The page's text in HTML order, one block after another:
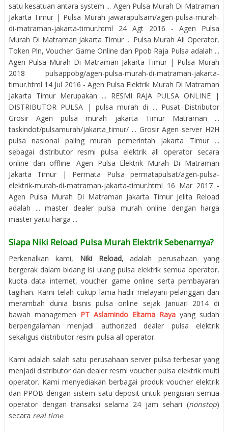
satu kesatuan antara system ... Agen Pulsa Murah Di Matraman
Jakarta Timur | Pulsa Murah jawarapulsam/agen-pulsa-murah-
di-matraman-jakarta-timur.html 24 Agt 2016 - Agen Pulsa
Murah Di Matraman Jakarta Timur ... Pulsa Murah All Operator,
Token Pln, Voucher Game Online dan Ppob Raja Pulsa adalah ...
Agen Pulsa Murah Di Matraman Jakarta Timur | Pulsa Murah
2018 pulsappobg/agen-pulsa-murah-di-matraman-jakarta-
timur.html 14 Jul 2016 - Agen Pulsa Elektrik Murah Di Matraman
Jakarta Timur Merupakan ... RESMI RAJA PULSA ONLINE |
DISTRIBUTOR PULSA | pulsa murah di ... Pusat Distributor
Grosir Agen pulsa murah jakarta Timur Matraman ...
taskindot/pulsamurah/jakarta_timur/ ... Grosir Agen server H2H
pulsa nasional paling murah pemerintah jakarta Timur ...
sebagai distributor resmi pulsa elektrik all operator secara
online dan offline. Agen Pulsa Elektrik Murah Di Matraman
Jakarta Timur | Permata Pulsa permatapulsat/agen-pulsa-
elektrik-murah-di-matraman-jakarta-timur.html 16 Mar 2017 -
Agen Pulsa Murah Di Matraman Jakarta Timur Jelita Reload
adalah ... master dealer pulsa murah online dengan harga
master yaitu harga ...
Siapa Niki Reload Pulsa Murah Elektrik Sebenarnya?
Perkenalkan kami, Niki Reload, adalah perusahaan yang
bergerak dalam bidang isi ulang pulsa elektrik semua operator,
kuota data internet, voucher game online serta pembayaran
tagihan. Kami telah cukup lama hadir melayani pelanggan dan
merambah dunia bisnis pulsa online sejak Januari 2014 di
bawah managemen PT Aslamindo Eltama Raya yang sudah
berpengalaman menjadi authorized dealer pulsa elektrik
sekaligus distributor resmi pulsa all operator.
Kami adalah salah satu perusahaan server pulsa terbesar yang
menjadi distributor dan dealer resmi voucher pulsa elektrik multi
operator. Kami menyediakan berbagai produk voucher elektrik
dan PPOB dengan sistem satu deposit untuk pengisian semua
operator dengan transaksi selama 24 jam sehari (nonstop)
secara real time.